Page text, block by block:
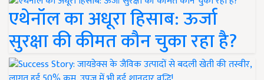
एथेनॉल का अधूरा हिसाब: ऊर्जा
सुरक्षा की कीमत कौन चुका रहा है?